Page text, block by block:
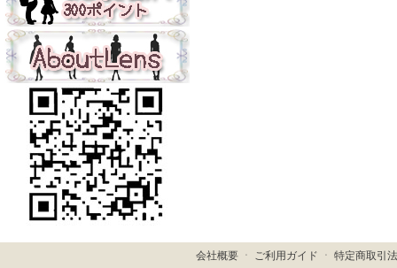
会社概要 ㆍ ご利用ガイド ㆍ特定商取引